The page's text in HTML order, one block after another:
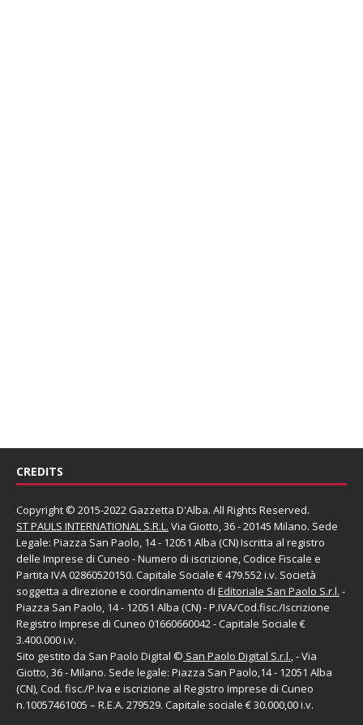
CREDITS
Copyright © 2015-2022 Gazzetta D'Alba. All Rights Reserved.
ST PAULS INTERNATIONAL S.R.L. Via Giotto, 36 - 20145 Milano. Sede
Legale: Piazza San Paolo, 14 - 12051 Alba (CN) Iscritta al registro
delle Imprese di Cuneo - Numero di iscrizione, Codice Fiscale e
Partita IVA 02860520150. Capitale Sociale € 479.552 i.v. Società
soggetta a direzione e coordinamento di Editoriale San Paolo S.r.l. -
Piazza San Paolo, 14 - 12051 Alba (CN) - P.IVA/Cod.fisc./Iscrizione
Registro Imprese di Cuneo 01660660042 - Capitale Sociale €
3.400.000 i.v.
Sito gestito da San Paolo Digital © San Paolo Digital S.r.l., - Via
Giotto, 36 - Milano. Sede legale: Piazza San Paolo,14 - 12051 Alba
(CN), Cod. fisc./P.Iva e iscrizione al Registro Imprese di Cuneo
n.10057461005 – R.E.A. 279529. Capitale sociale € 30.000,00 i.v.